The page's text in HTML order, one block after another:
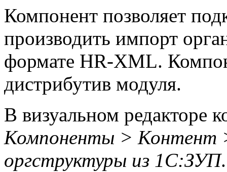
Компонент позволяет
производить импорт
формате HR-XML.
дистрибутив модуля.
В визуальном редакторе
Компоненты > Контент
оргструктуры из 1С:ЗУП.